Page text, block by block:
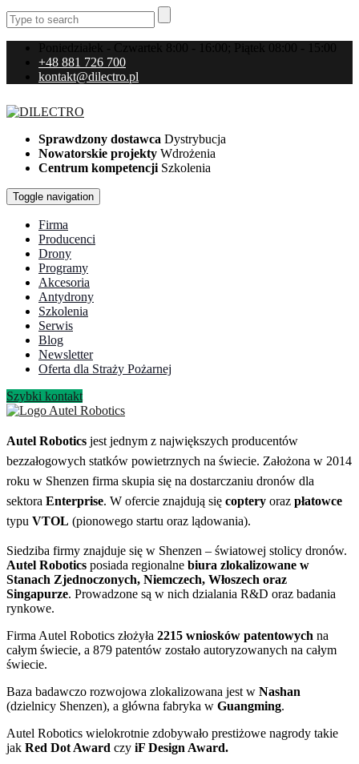
Poniedziałek - Czwartek 8:00 - 16:00; Piątek 08:00 - 15:00
+48 881 726 700
kontakt@dilectro.pl
Sprawdzony dostawca Dystrybucja
Nowatorskie projekty Wdrożenia
Centrum kompetencji Szkolenia
Toggle navigation
Firma
Producenci
Drony
Programy
Akcesoria
Antydrony
Szkolenia
Serwis
Blog
Newsletter
Oferta dla Straży Pożarnej
Szybki kontakt
Autel Robotics jest jednym z największych producentów
bezzałogowych statków powietrznych na świecie. Założona w 2014
roku w Shenzen firma skupia się na dostarczaniu dronów dla
sektora Enterprise. W ofercie znajdują się coptery oraz płatowce
typu VTOL (pionowego startu oraz lądowania).
Siedziba firmy znajduje się w Shenzen – światowej stolicy dronów.
Autel Robotics posiada regionalne biura zlokalizowane w
Stanach Zjednoczonych, Niemczech, Włoszech oraz
Singapurze. Prowadzone są w nich dzialania R&D oraz badania
rynkowe.
Firma Autel Robotics złożyła 2215 wniosków patentowych na
całym świecie, a 879 patentów zostało autoryzowanych na całym
świecie.
Baza badawczo rozwojowa zlokalizowana jest w Nashan
(dzielnicy Shenzen), a główna fabryka w Guangming.
Autel Robotics wielokrotnie zdobywało prestiżowe nagrody takie
jak Red Dot Award czy iF Design Award.